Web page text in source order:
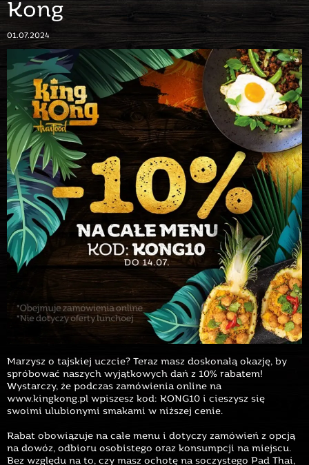
Kong
01.07.2024
Marzysz o tajskiej uczcie? Teraz masz doskonałą okazję, by
spróbować naszych wyjątkowych dań z 10% rabatem!
Wystarczy, że podczas zamówienia online na
www.kingkong.pl wpiszesz kod: KONG10 i cieszysz się
swoimi ulubionymi smakami w niższej cenie.
Rabat obowiązuje na całe menu i dotyczy zamówień z opcją
na dowóz, odbioru osobistego oraz konsumpcji na miejscu.
Bez względu na to, czy masz ochotę na soczystego Pad Thai,